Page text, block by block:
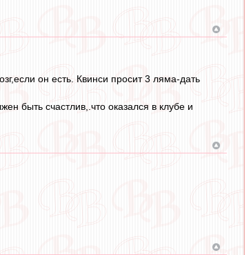
он есть. Квинси просит 3 ляма-дать
быть счастлив,.что оказался в клубе и